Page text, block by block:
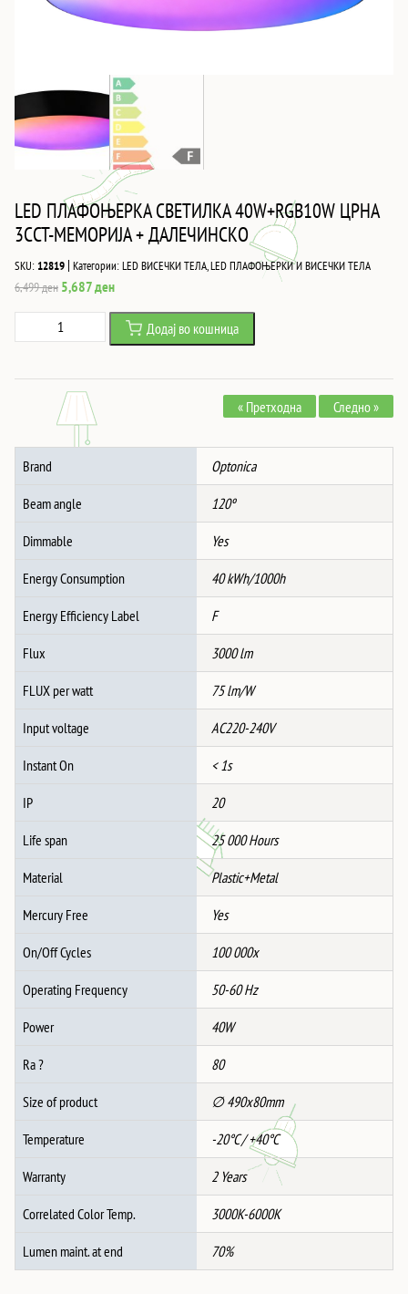
LED ПЛАФОЊЕРКА СВЕТИЛКА 40W+RGB10W ЦРНА
3CCT-МЕМОРИЈА + ДАЛЕЧИНСКО
SKU:12819 | Категории:LED ВИСЕЧКИ ТЕЛА,LED ПЛАФОЊЕРКИ И ВИСЕЧКИ ТЕЛА
6,499ден Original
was:
6,499 ден.
5,687денCurrent
5,687 ден.
ПЛАФОЊЕРКА
40W+RGB10W
МЕМОРИЈА
ДАЛЕЧИНСКО
Додај во кошница
« Претходна Следно »
Brand Optonica
Beam angle 120º
Dimmable Yes
Energy Consumption 40 kWh/1000h
Energy Efficiency Label F
Flux 3000 lm
FLUX per watt 75 lm/W
Input voltage AC220-240V
Instant On < 1s
IP 20
Life span 25 000 Hours
Material Plastic+Metal
Mercury Free Yes
On/Off Cycles 100 000x
Operating Frequency 50-60 Hz
Power 40W
Ra ? 80
Size of product ∅ 490x80mm
Temperature -20°C / +40°C
Warranty 2 Years
Correlated Color Temp. 3000K-6000K
Lumen maint. at end 70%